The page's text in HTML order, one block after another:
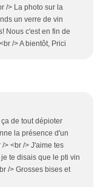
/> La photo sur la
un verre de vin
Nous c'est en fin de
/> A bientôt, Prici
de tout dépioter
la présence d'un
> <br /> J'aime tes
te disais que le pti vin
/> Grosses bises et